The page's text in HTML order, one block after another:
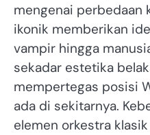
mengenai perbedaan
ikonik memberikan
vampir hingga
sekadar estetika
mempertegas posisi
ada di sekitarnya.
elemen orkestra